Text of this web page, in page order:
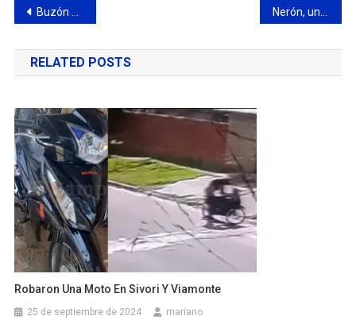
Navegación
de
entradas
Buzón Vida: Abella ya entregó a la Justicia 600 denuncias de vecinos por venta minorista de droga Nerón, un perro que prestaba servicio en una cárcel bonaerense de San Martín, fue adoptado por una familia de Campana
RELATED POSTS
Robaron Una Moto En Sivori Y Viamonte
25 de septiembre de 2024 mariano